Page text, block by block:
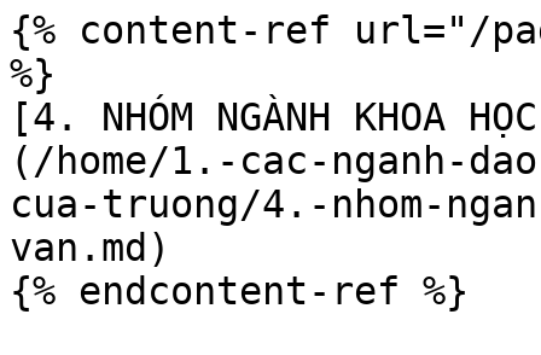
{% content-ref url="/
%}
[4. NHÓM NGÀNH KHOA
(/home/1.-cac-nganh-
cua-truong/4.-nhom-
van.md)
{% endcontent-ref %}